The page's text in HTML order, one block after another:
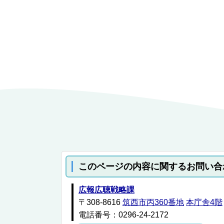
このページの内容に関するお問い
広報広聴戦略課
〒308-8616 筑西市丙360番地 本庁舎4階
電話番号：0296-24-2172